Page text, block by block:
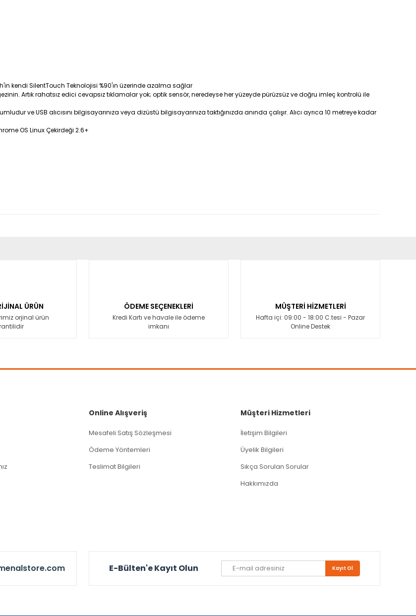
kendi SilentTouch Teknolojisi %90'ın üzerinde azalma sağlar
Artık rahatsız edici cevapsız tıklamalar yok; optik sensör, neredeyse her yüzeyde pürüzsüz ve doğru imleç kontrolü ile
ve USB alıcısını bilgisayarınıza veya dizüstü bilgisayarınıza taktığınızda anında çalışır. Alıcı ayrıca 10 metreye kadar
OS Linux Çekirdeği 2.6+
ÜRÜN
orjinal ürün
ÖDEME SEÇENEKLERİ
Kredi Kartı ve havale ile ödeme
imkanı
MÜŞTERİ HİZMETLERİ
Hafta içi: 09:00 - 18:00 C.tesi - Pazar
Online Destek
Online Alışveriş
Mesafeli Satış Sözleşmesi
Ödeme Yöntemleri
Teslimat Bilgileri
Müşteri Hizmetleri
İletişim Bilgileri
Üyelik Bilgileri
Sıkça Sorulan Sorular
Hakkımızda
E-Bülten'e Kayıt Olun Kayıt Ol